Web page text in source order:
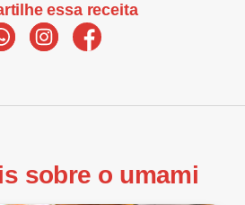
essa receita
sobre o umami